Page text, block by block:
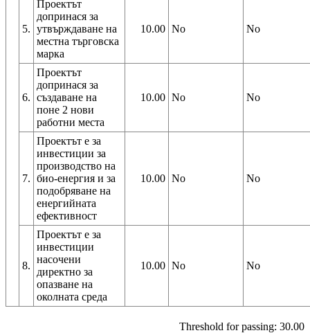
5.
Проектът
допринася за
утвърждаване на
местна търговска
марка
10.00 No No
6.
Проектът
допринася за
създаване на
поне 2 нови
работни места
10.00 No No
7.
Проектът е за
инвестиции за
производство на
био-енергия и за
подобряване на
енергийната
ефективност
10.00 No No
8.
Проектът е за
инвестиции
насочени
директно за
опазване на
околната среда
10.00 No No
Threshold for passing: 30.00